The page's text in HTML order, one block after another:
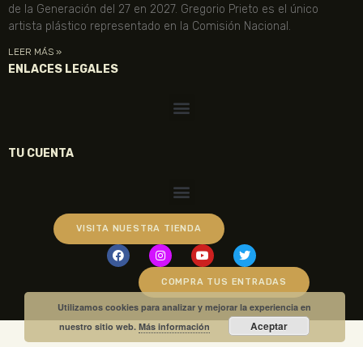
de la Generación del 27 en 2027. Gregorio Prieto es el único
artista plástico representado en la Comisión Nacional.
LEER MÁS »
ENLACES LEGALES
TU CUENTA
VISITA NUESTRA TIENDA
COMPRA TUS ENTRADAS
Utilizamos cookies para analizar y mejorar la experiencia en
nuestro sitio web.Más información Aceptar